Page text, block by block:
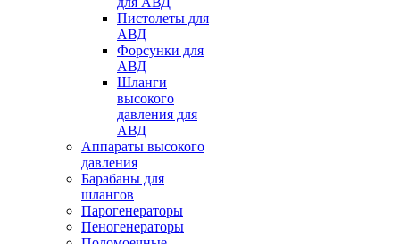
Пистолеты для
АВД
Форсунки для
АВД
Шланги
высокого
давления для
АВД
Аппараты высокого
давления
Барабаны для
шлангов
Парогенераторы
Пеногенераторы